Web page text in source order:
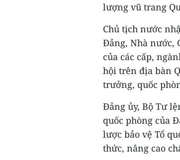
lượng vũ trang
Chủ tịch nước
Đảng, Nhà nước,
của các cấp,
hội trên địa bàn
trưởng, quốc
Đảng ủy, Bộ Tư
quốc phòng của
lược bảo vệ Tổ
thức, nâng cao